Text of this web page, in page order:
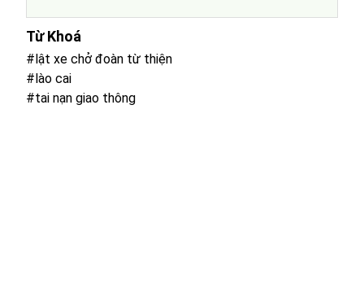
Từ Khoá
#lật xe chở đoàn từ thiện
#lào cai
#tai nạn giao thông